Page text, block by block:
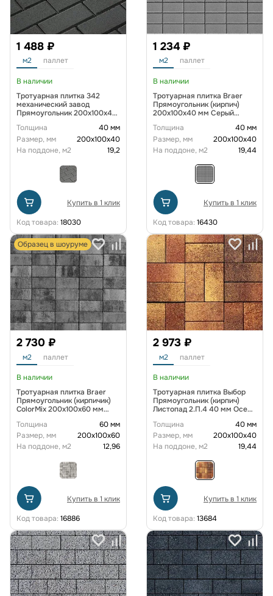
1 488 ₽
м2 паллет
В наличии
Тротуарная плитка 342
механический завод
Прямоугольник 200х100х40
Толщина
40 мм
Размер, мм
200х100х40
На поддоне, м2
19,2
Купить в 1 клик
Код товара: 18030
1 234 ₽
м2 паллет
В наличии
Тротуарная плитка Braer
Прямоугольник (кирпич)
200х100х40 мм Серый
Толщина
40 мм
Размер, мм
200х100х40
На поддоне, м2
19,44
Купить в 1 клик
Код товара: 16430
Образец в шоуруме
2 730 ₽
м2 паллет
В наличии
Тротуарная плитка Braer
Прямоугольник (кирпичик)
ColorMix 200х100х60 мм
Толщина
60 мм
Размер, мм
200х100х60
На поддоне, м2
12,96
Купить в 1 клик
Код товара: 16886
2 973 ₽
м2 паллет
В наличии
Тротуарная плитка Выбор
Прямоугольник (кирпич)
Листопад 2.П.4 40 мм Осень
Толщина
40 мм
Размер, мм
200х100х40
На поддоне, м2
19,44
Купить в 1 клик
Код товара: 13684